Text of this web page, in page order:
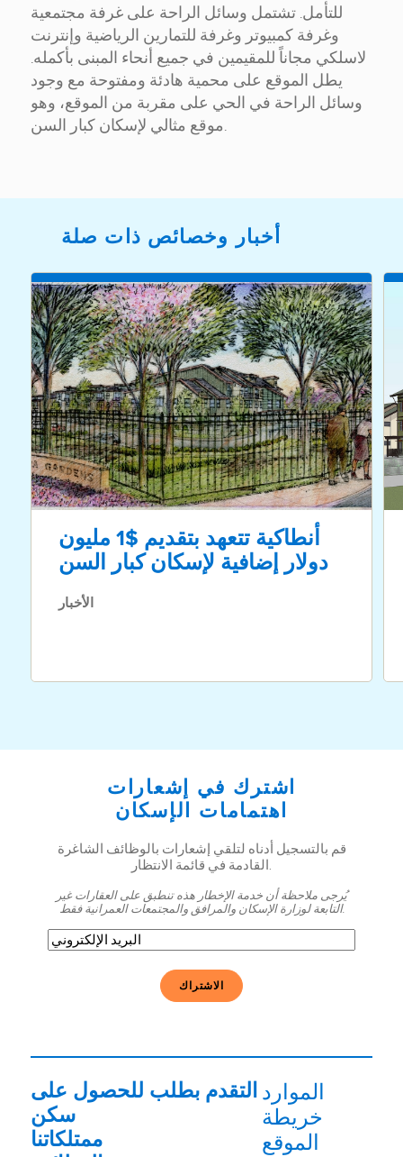
للتأمل. تشتمل وسائل الراحة على غرفة مجتمعية
وغرفة كمبيوتر وغرفة للتمارين الرياضية وإنترنت
لاسلكي مجاناً للمقيمين في جميع أنحاء المبنى بأكمله.
يطل الموقع على محمية هادئة ومفتوحة مع وجود
وسائل الراحة في الحي على مقربة من الموقع، وهو
موقع مثالي لإسكان كبار السن.
أخبار وخصائص ذات صلة
أنطاكية تتعهد بتقديم $1 مليون
دولار إضافية لإسكان كبار السن
الأخبار
اشترك في إشعارات
اهتمامات الإسكان
قم بالتسجيل أدناه لتلقي إشعارات بالوظائف الشاغرة
القادمة في قائمة الانتظار.
يُرجى ملاحظة أن خدمة الإخطار هذه تنطبق على العقارات غير
التابعة لوزارة الإسكان والمرافق والمجتمعات العمرانية فقط.
البريد
الإلكتروني(مطلوب)
التقدم بطلب للحصول على
سكن
ممتلكاتنا
الموارد
خريطة
الموقع